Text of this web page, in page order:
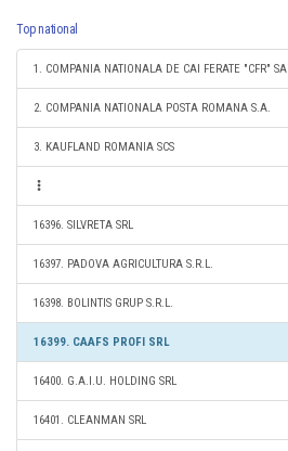
Top national
1. COMPANIA NATIONALA DE CAI FERATE "CFR" SA
2. COMPANIA NATIONALA POSTA ROMANA S.A.
3. KAUFLAND ROMANIA SCS
16396. SILVRETA SRL
16397. PADOVA AGRICULTURA S.R.L.
16398. BOLINTIS GRUP S.R.L.
16399. CAAFS PROFI SRL
16400. G.A.I.U. HOLDING SRL
16401. CLEANMAN SRL